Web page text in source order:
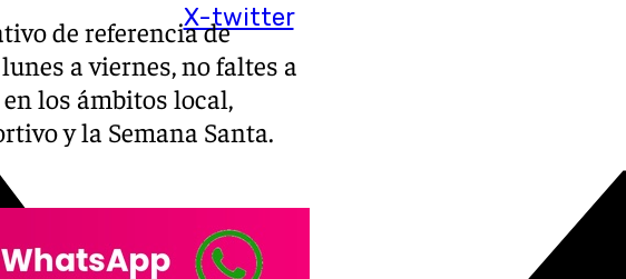
X-twitter
de referencia de
a viernes, no faltes a
los ámbitos local,
y la Semana Santa.